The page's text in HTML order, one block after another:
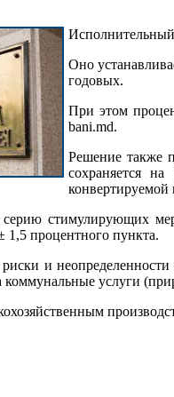
Оно
годовых.
При этом
bani.md.
Решение также
сохраняется
конвертируемой
стимулирующих
процентного пункта.
и
услуги